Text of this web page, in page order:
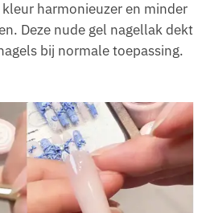
harmonieuzer en minder
Deze nude gel nagellak dekt
bij normale toepassing.